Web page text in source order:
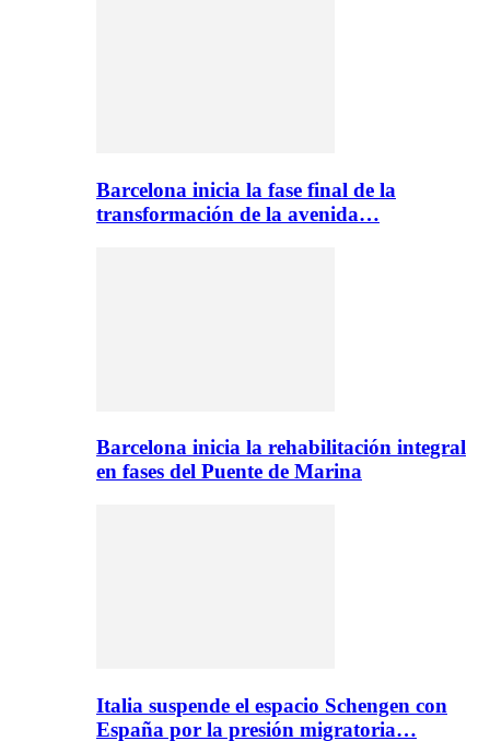
Barcelona inicia la fase final de la
transformación de la avenida…
Barcelona inicia la rehabilitación integral
en fases del Puente de Marina
Italia suspende el espacio Schengen con
España por la presión migratoria…